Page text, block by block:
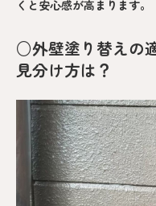
くと安心感が高まります。
○外壁塗り替えの
見分け方は？